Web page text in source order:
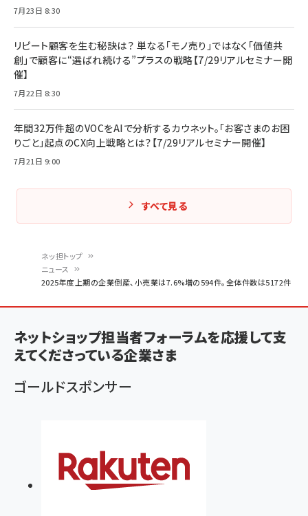
ン
く
ず
ネッ担トップ
ニュース
2025年度上期の企業倒産、小売業は7.6%増の594件。全体件数は5172件
7月23日 8:30
リピート顧客を生む秘訣は？ 単なる「モノ売り」ではなく「価値共
創」で顧客に“選ばれ続ける”プラスの戦略【7/29リアルセミナー開
催】
7月22日 8:30
年間32万件超のVOCをAIで分析するカウネット。「お客さまのお困
りごと」起点のCX向上戦略とは？【7/29リアルセミナー開催】
7月21日 9:00
すべて見る
ネットショップ担当者フォーラムを応援して支
えてくださっている企業さま
ゴールドスポンサー